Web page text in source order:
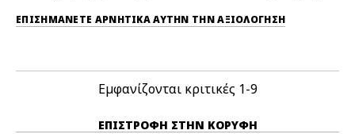
ΕΠΙΣΗΜΆΝΕΤΕ ΑΡΝΗΤΙΚΆ ΑΥΤΉΝ ΤΗΝ ΑΞΙΟΛΟΓΗΣΗ
Εμφανίζονται κριτικές 1-9
ΕΠΙΣΤΡΟΦΉ ΣΤΗΝ ΚΟΡΥΦΉ